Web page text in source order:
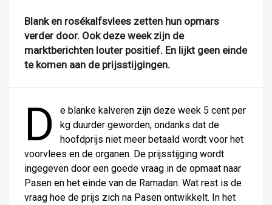
Blank en rosékalfsvlees zetten hun opmars
verder door. Ook deze week zijn de
marktberichten louter positief. En lijkt geen einde
te komen aan de prijsstijgingen.
D
e blanke kalveren zijn deze week 5 cent per
kg duurder geworden, ondanks dat de
hoofdprijs niet meer betaald wordt voor het
voorvlees en de organen. De prijsstijging wordt
ingegeven door een goede vraag in de opmaat naar
Pasen en het einde van de Ramadan. Wat rest is de
vraag hoe de prijs zich na Pasen ontwikkelt. In het